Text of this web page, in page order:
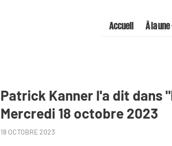
Accueil À la une
Patrick Kanner l'a dit dans
Mercredi 18 octobre 2023
18 OCTOBRE 2023